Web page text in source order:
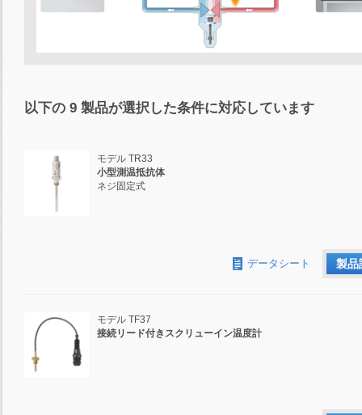
以下の 9 製品が選択した条件に対応しています
モデル TR33
小型測温抵抗体
ネジ固定式
製品
データシート
モデル TF37
接続リード付きスクリューイン温度計